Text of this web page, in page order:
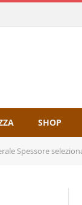
SHOP
Spessore